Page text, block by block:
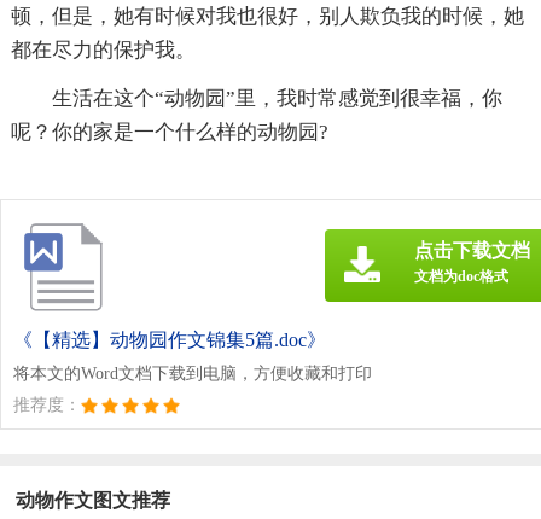
顿，但是，她有时候对我也很好，别人欺负我的时候，她
都在尽力的保护我。
生活在这个“动物园”里，我时常感觉到很幸福，你
呢？你的家是一个什么样的动物园?
《【精选】动物园作文锦集5篇.doc》
将本文的Word文档下载到电脑，方便收藏和打印
推荐度：
点击下载文档
文档为doc格式
动物作文图文推荐